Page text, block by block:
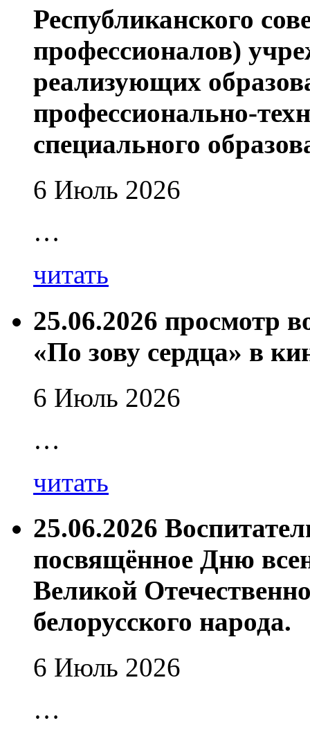
Республиканского
профессионалов)
реализующих
профессионально-
специального
6 Июль 2026
…
читать
25.06.2026 просмотр
«По зову сердца» в
6 Июль 2026
…
читать
25.06.2026
посвящённое Дню
Великой
белорусского народа.
6 Июль 2026
…